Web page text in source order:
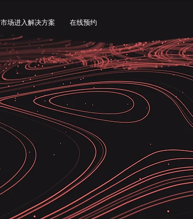
市场进入解决方案 在线预约